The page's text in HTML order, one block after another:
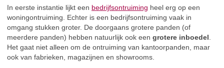
In eerste instantie lijkt een bedrijfsontruiming heel erg op een
woningontruiming. Echter is een bedrijfsontruiming vaak in
omgang stukken groter. De doorgaans grotere panden (of
meerdere panden) hebben natuurlijk ook een grotere inboedel
Het gaat niet alleen om de ontruiming van kantoorpanden, maar
ook van fabrieken, magazijnen en showrooms.